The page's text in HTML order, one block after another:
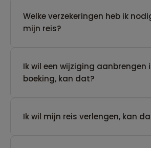
Welke verzekeringen heb ik
mijn reis?
Ik wil een wijziging aanbrengen
boeking, kan dat?
Ik wil mijn reis verlengen, kan